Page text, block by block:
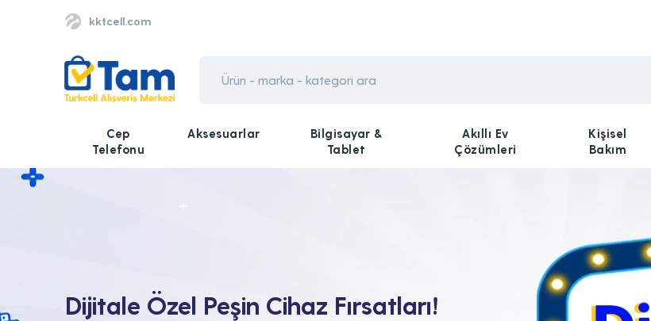
kktcell.com
Cep
Telefonu
Aksesuarlar
Bilgisayar &
Tablet
Akıllı Ev
Çözümleri
Kişisel
Bakım